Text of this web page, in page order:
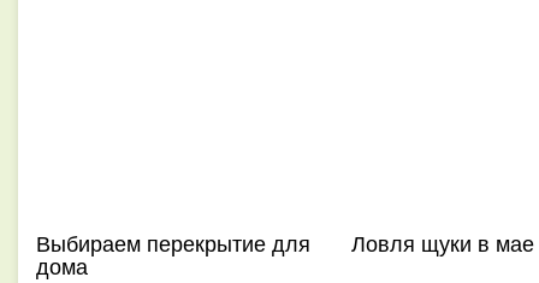
Выбираем перекрытие для
дома
Ловля щуки в мае